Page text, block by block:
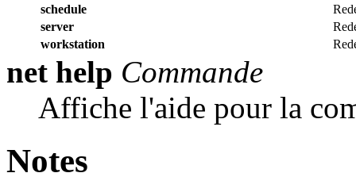
schedule
server
workstation
net help Commande
Affiche l'aide pour la
Notes